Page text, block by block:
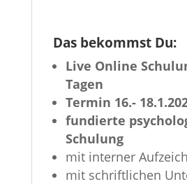
Das bekommst Du:
Live Online
Tagen
Termin 16.-
fundierte
Schulung
mit interner
mit schriftlichen